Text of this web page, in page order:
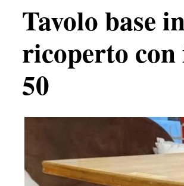
di
pane
Tavolo base
ricoperto
50